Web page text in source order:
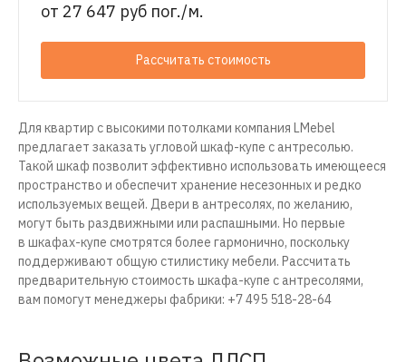
от 27 647 руб пог./м.
Рассчитать стоимость
Для квартир с высокими потолками компания LMebel
предлагает заказать угловой шкаф-купе с антресолью.
Такой шкаф позволит эффективно использовать имеющееся
пространство и обеспечит хранение несезонных и редко
используемых вещей. Двери в антресолях, по желанию,
могут быть раздвижными или распашными. Но первые
в шкафах-купе смотрятся более гармонично, поскольку
поддерживают общую стилистику мебели. Рассчитать
предварительную стоимость шкафа-купе с антресолями,
вам помогут менеджеры фабрики: +7 495 518-28-64